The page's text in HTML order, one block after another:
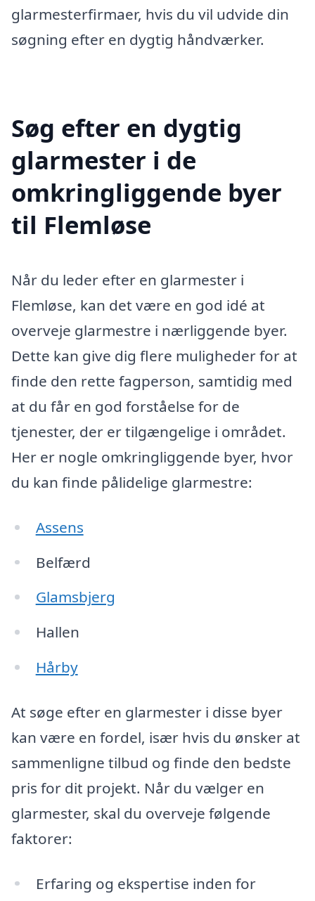
glarmesterfirmaer, hvis du vil udvide din
søgning efter en dygtig håndværker.
Søg efter en dygtig
glarmester i de
omkringliggende byer
til Flemløse
Når du leder efter en glarmester i
Flemløse, kan det være en god idé at
overveje glarmestre i nærliggende byer.
Dette kan give dig flere muligheder for at
finde den rette fagperson, samtidig med
at du får en god forståelse for de
tjenester, der er tilgængelige i området.
Her er nogle omkringliggende byer, hvor
du kan finde pålidelige glarmestre:
Assens
Belfærd
Glamsbjerg
Hallen
Hårby
At søge efter en glarmester i disse byer
kan være en fordel, især hvis du ønsker at
sammenligne tilbud og finde den bedste
pris for dit projekt. Når du vælger en
glarmester, skal du overveje følgende
faktorer:
Erfaring og ekspertise inden for